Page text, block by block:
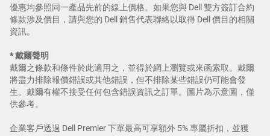
優惠均參照同一產品先前的線上價格。如果您與 Dell 雙方簽訂合約
條款涉及價目，請與您的 Dell 銷售代表聯絡以取得 Dell 價目的相關
資訊。
* 戴爾聲明
戴爾之條款和條件於此適用之，並得於網上瀏覽或來函索取。戴爾
將盡力排除報價錯誤或其他錯誤，但不排除某些錯誤仍可能會發
生。戴爾有權不接受任何包含錯誤資訊之訂單。圖片為示意圖，僅
供參考。
企業客戶透過 Dell Premier 下單最高可享額外 5% 專屬折扣，並獲